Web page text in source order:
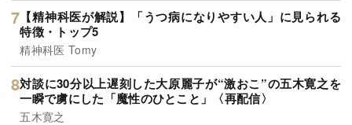
【精神科医が解説】「うつ病になりやすい人」に見られる
特徴・トップ5
精神科医 Tomy
対談に30分以上遅刻した大原麗子が“激おこ”の五木寛之を
一瞬で虜にした「魔性のひとこと」〈再配信〉
五木寛之